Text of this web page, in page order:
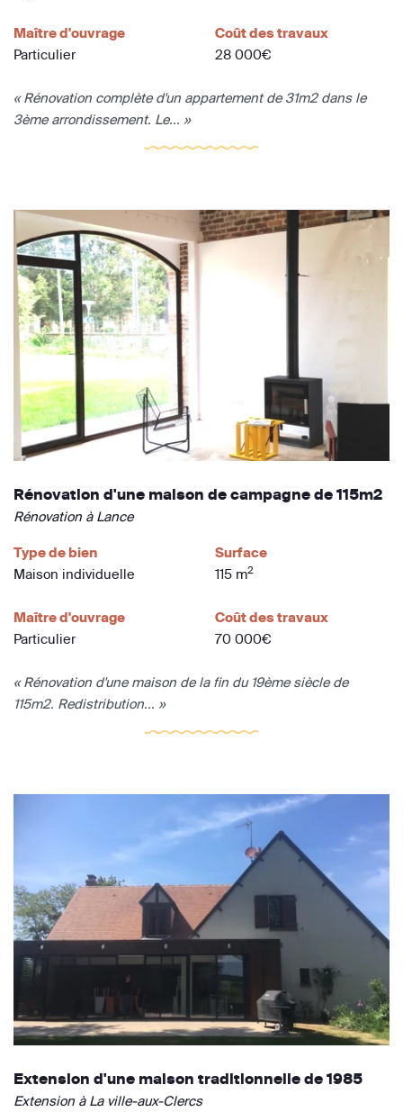
Maître d'ouvrage
Particulier
Coût des travaux
28 000€
« Rénovation complète d'un appartement de 31m2 dans le
3ème arrondissement. Le... »
Rénovation d'une maison de campagne de 115m2
Rénovation à Lance
Type de bien
Maison individuelle
Surface
115 m2
Maître d'ouvrage
Particulier
Coût des travaux
70 000€
« Rénovation d'une maison de la fin du 19ème siècle de
115m2. Redistribution... »
Extension d'une maison traditionnelle de 1985
Extension à La ville-aux-Clercs